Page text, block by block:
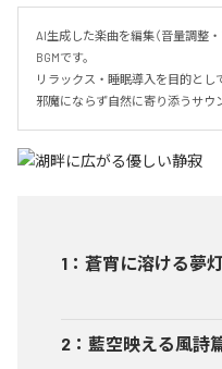
AI生成した楽曲を編集（音量調整
BGMです。
リラックス・睡眠導入を目的と
邪魔にならず自然に寄り添うサウ
1 ： 蒼宵に溶ける夢
2 ： 藍空映える風詩